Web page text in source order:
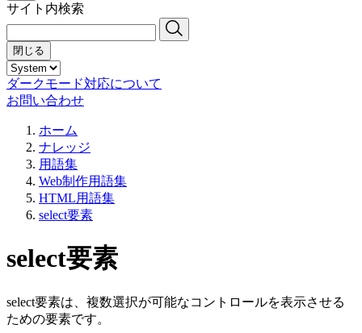
サイト内検索
閉じる
ダークモード対応について
お問い合わせ
ホーム
ナレッジ
用語集
Web制作用語集
HTML用語集
select要素
select要素
select要素は、複数選択が可能なコントロールを表示させる
ための要素です。